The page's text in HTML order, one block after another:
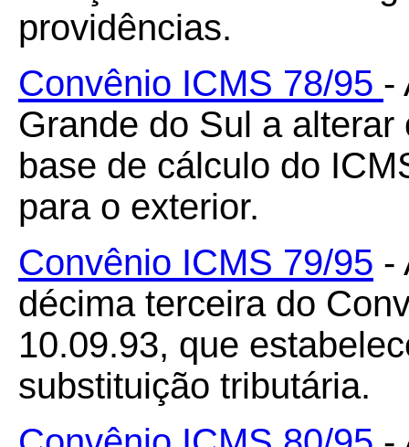
providências.
Convênio ICMS 78/95 -
Grande do Sul a
base de cálculo do
para o exterior.
Convênio ICMS 79/95 -
décima terceira do
10.09.93, que
substituição tributária.